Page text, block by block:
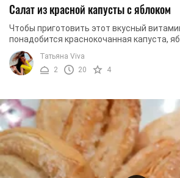
Салат из красной капусты с яблоком
Чтобы приготовить этот вкусный
понадобится краснокочанная капуста,
несколько ингредиентов для заправки.
Татьяна Viva
2
20 4